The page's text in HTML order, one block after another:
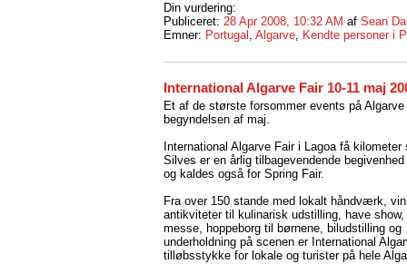
Din vurdering:
Publiceret: 28 Apr 2008, 10:32 AM af Sean
Emner: Portugal , Algarve, Kendte personer i
International Algarve Fair 10-11 maj
Et af de største forsommer events på
begyndelsen af maj.
International Algarve Fair i Lagoa få kilometer
Silves er en årlig tilbagevendende
og kaldes også for Spring Fair.
Fra over 150 stande med lokalt håndværk,
antikviteter til kulinarisk udstilling, have show,
messe, hoppeborg til børnene, biludstilling og
underholdning på scenen er International
tilløbsstykke for lokale og turister på hele